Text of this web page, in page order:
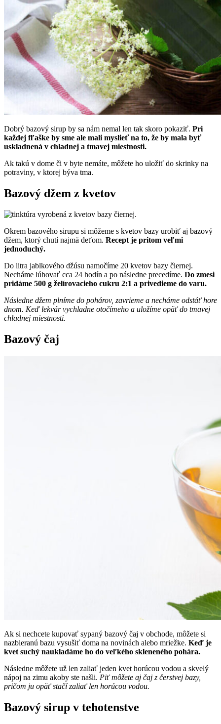
Dobrý bazový sirup by sa nám nemal len tak skoro pokaziť. Pri
každej fľaške by sme ale mali myslieť na to, že by mala byť
uskladnená v chladnej a tmavej miestnosti.
Ak takú v dome či v byte nemáte, môžete ho uložiť do skrinky na
potraviny, v ktorej býva tma.
Bazový džem z kvetov
Okrem bazového sirupu si môžeme s kvetov bazy urobiť aj bazový
džem, ktorý chutí najmä deťom. Recept je pritom veľmi
jednoduchý.
Do litra jablkového džúsu namočíme 20 kvetov bazy čiernej.
Necháme lúhovať cca 24 hodín a po následne precedíme. Do zmesi
pridáme 500 g želírovacieho cukru 2:1 a privedieme do varu.
Následne džem plníme do pohárov, zavrieme a necháme odstáť hore
dnom. Keď lekvár vychladne otočímeho a uložíme opäť do tmavej
chladnej miestnosti.
Bazový čaj
Ak si nechcete kupovať sypaný bazový čaj v obchode, môžete si
nazbieranú bazu vysušiť doma na novinách alebo mriežke. Keď je
kvet suchý naukladáme ho do veľkého skleneného pohára.
Následne môžete už len zaliať jeden kvet horúcou vodou a skvelý
nápoj na zimu akoby ste našli. Piť môžete aj čaj z čerstvej bazy,
pričom ju opäť stačí zaliať len horúcou vodou.
Bazový sirup v tehotenstve